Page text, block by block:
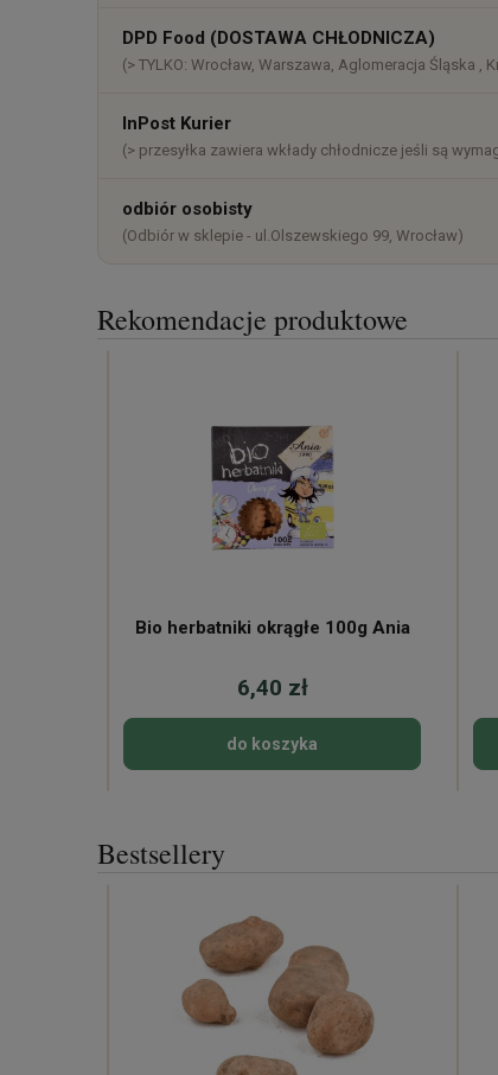
DPD Food (DOSTAWA CHŁODNICZA)
(> TYLKO: Wrocław, Warszawa, Aglomeracja Śląska
InPost Kurier
(> przesyłka zawiera wkłady chłodnicze jeśli są
odbiór osobisty
(Odbiór w sklepie - ul.Olszewskiego 99, Wrocław)
Rekomendacje produktowe
Bio herbatniki okrągłe 100g Ania
6,40 zł
do koszyka
Bestsellery